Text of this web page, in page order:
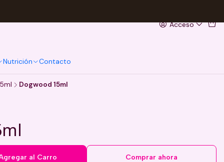
Acceso
Nutrición Contacto
Dogwood 15ml
al Carro Comprar ahora